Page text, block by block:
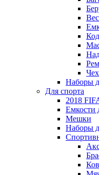
Наборы
Для спорта
2018
Емкости
Мешки
Наборы